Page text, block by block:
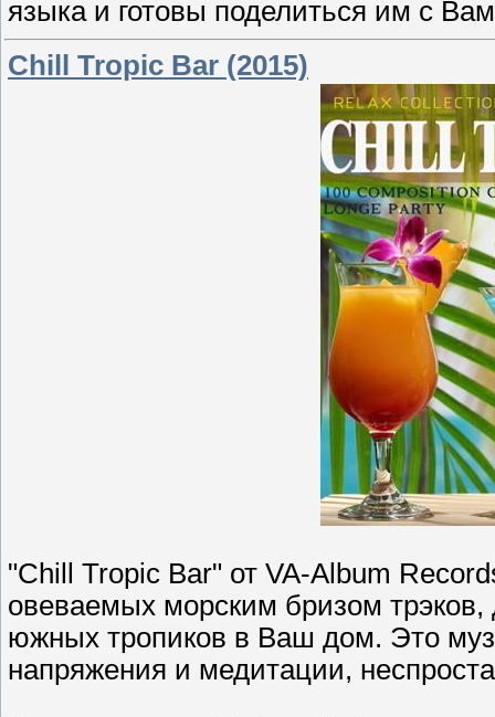
языка и готовы поделиться им с
Chill Tropic Bar (2015)
"Chill Tropic Bar" от VA-Album
овеваемых морским бризом
южных тропиков в Ваш дом. Это
напряжения и медитации,